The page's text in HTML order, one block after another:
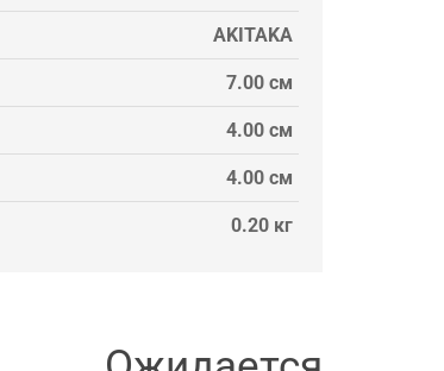
AKITAKA
7.00 см
4.00 см
4.00 см
0.20 кг